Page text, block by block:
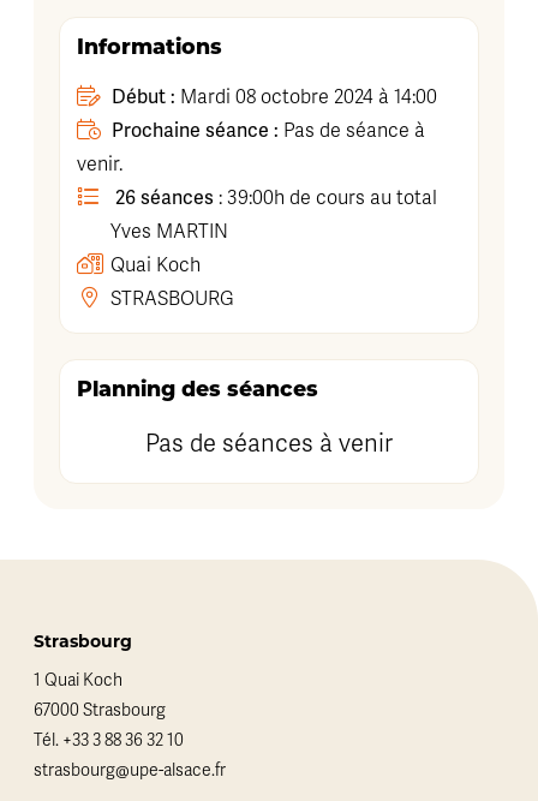
Informations
Début : Mardi 08 octobre 2024 à 14:00
Prochaine séance : Pas de séance à
venir.
26 séances : 39:00h de cours au total
Yves MARTIN
Quai Koch
STRASBOURG
Planning des séances
Pas de séances à venir
Strasbourg
1 Quai Koch
67000 Strasbourg
Tél. +33 3 88 36 32 10
strasbourg@upe-alsace.fr